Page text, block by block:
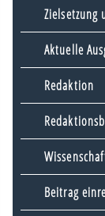
Zielsetzung
Aktuelle
Redaktion
Beitrag